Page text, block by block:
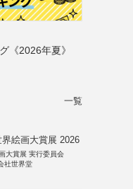
《2026年夏》
一覧
絵画大賞展 2026
大賞展 実行委員会
社世界堂